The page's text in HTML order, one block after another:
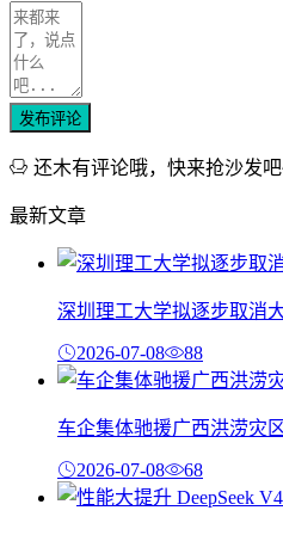
发布评论
还木有评论哦，快来抢沙发
最新文章
深圳理工大学拟逐步取消
2026-07-08 88
车企集体驰援广西洪涝灾
2026-07-08 68